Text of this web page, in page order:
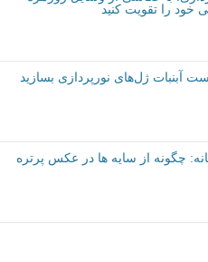
خود را تقویت کنید
آبنبات ژل‌های نورپردازی بسازید
چگونه از سایه ها در عکس پرتره